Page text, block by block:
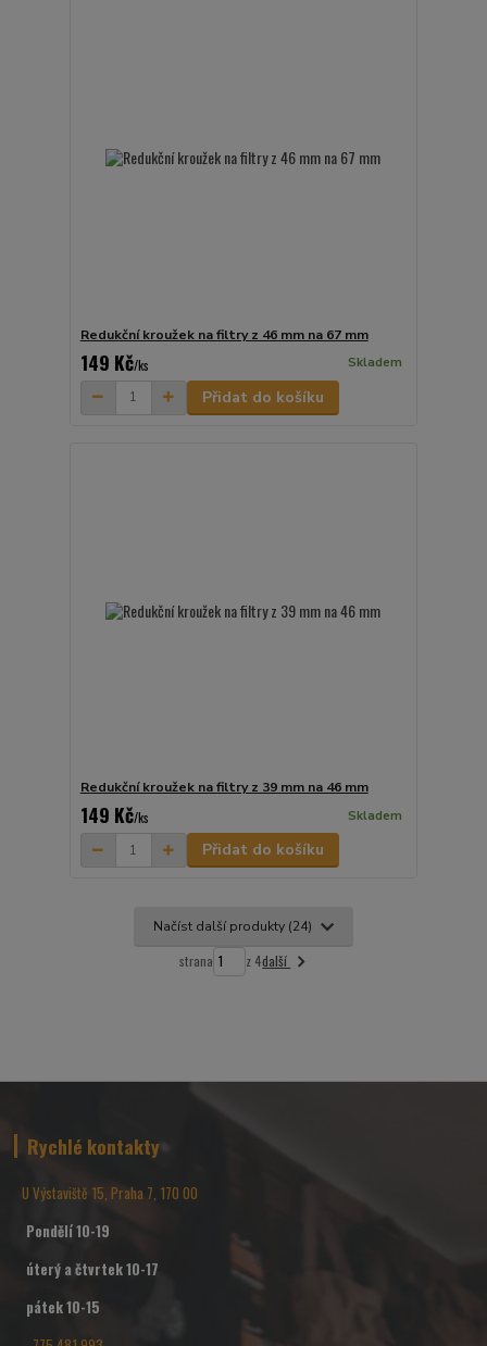
Redukční kroužek na filtry z 46 mm na 67 mm
149 Kč/ks Skladem
Přidat do košíku
Redukční kroužek na filtry z 39 mm na 46 mm
149 Kč/ks Skladem
Přidat do košíku
Načíst další produkty (24)
strana z 4další
Rychlé kontakty
U Výstaviště 15, Praha 7, 170 00
Pondělí 10-19
úterý a čtvrtek 10-17
pátek 10-15